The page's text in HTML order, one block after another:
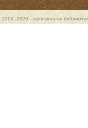
2009–2026 - электронная
исключительно в